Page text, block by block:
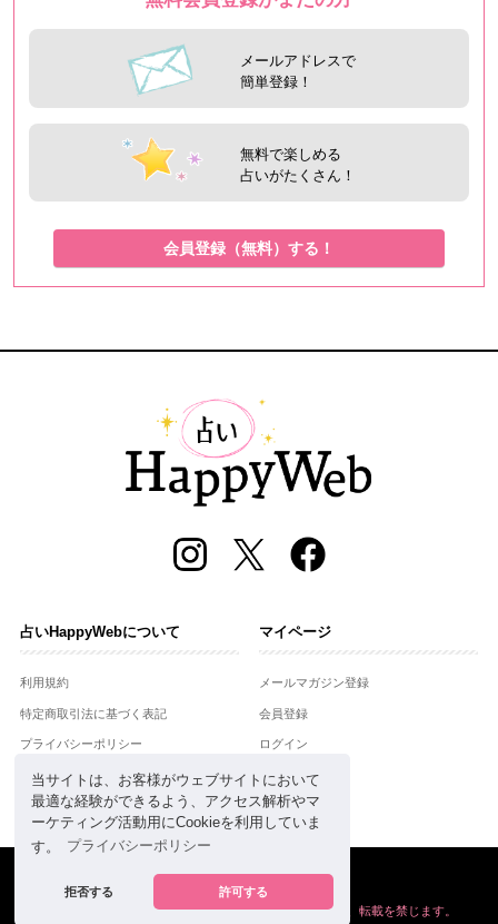
当サイトは、お客様がウェブサイトにおいて
最適な経験ができるよう、アクセス解析やマ
ーケティング活動用にCookieを利用していま
す。
プライバシーポリシー
拒否する 許可する
メールアドレスで
簡単登録！
無料で楽しめる
占いがたくさん！
会員登録（無料）する！
占いHappyWebについて
利用規約
特定商取引法に基づく表記
プライバシーポリシー
運営会社
お問合せ
マイページ
メールマガジン登録
会員登録
ログイン
powered by
掲載の情報や画像など、すべてのコンテンツの無断複写、転載を禁じます。